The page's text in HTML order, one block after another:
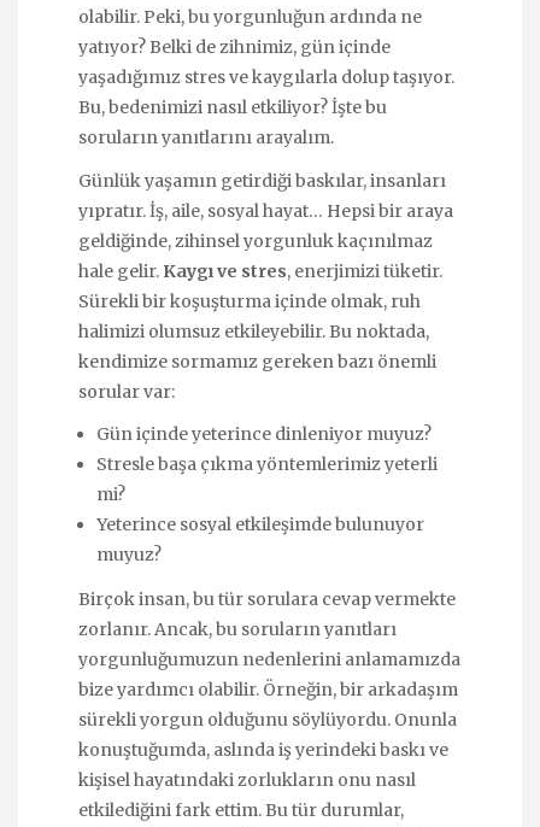
olabilir. Peki, bu yorgunluğun ardında ne
yatıyor? Belki de zihnimiz, gün içinde
yaşadığımız stres ve kaygılarla dolup taşıyor.
Bu, bedenimizi nasıl etkiliyor? İşte bu
soruların yanıtlarını arayalım.
Günlük yaşamın getirdiği baskılar, insanları
yıpratır. İş, aile, sosyal hayat… Hepsi bir araya
geldiğinde, zihinsel yorgunluk kaçınılmaz
hale gelir. Kaygı ve stres, enerjimizi tüketir.
Sürekli bir koşuşturma içinde olmak, ruh
halimizi olumsuz etkileyebilir. Bu noktada,
kendimize sormamız gereken bazı önemli
sorular var:
Gün içinde yeterince dinleniyor muyuz?
Stresle başa çıkma yöntemlerimiz yeterli
mi?
Yeterince sosyal etkileşimde bulunuyor
muyuz?
Birçok insan, bu tür sorulara cevap vermekte
zorlanır. Ancak, bu soruların yanıtları
yorgunluğumuzun nedenlerini anlamamızda
bize yardımcı olabilir. Örneğin, bir arkadaşım
sürekli yorgun olduğunu söylüyordu. Onunla
konuştuğumda, aslında iş yerindeki baskı ve
kişisel hayatındaki zorlukların onu nasıl
etkilediğini fark ettim. Bu tür durumlar,